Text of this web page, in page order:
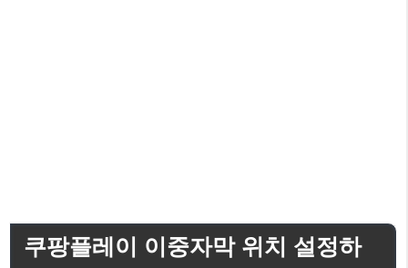
쿠팡플레이 이중자막 위치 설정하